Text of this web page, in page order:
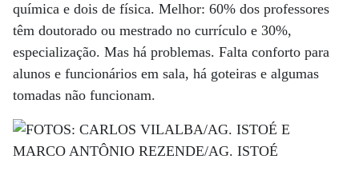
química e dois de física. Melhor: 60% dos professores
têm doutorado ou mestrado no currículo e 30%,
especialização. Mas há problemas. Falta conforto para
alunos e funcionários em sala, há goteiras e algumas
tomadas não funcionam.